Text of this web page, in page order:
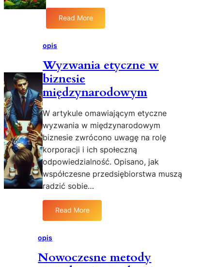
z
n
o
p
i
s
y
w
i
a
w
y
o
w
z
Read More
c
z
e
n
e
o
p
i
s
u
w
t
t
opis
Wyzwania etyczne w
biznesie
międzynarodowym
W artykule omawiającym etyczne
wyzwania w międzynarodowym
biznesie zwrócono uwagę na rolę
korporacji i ich społeczną
odpowiedzialność. Opisano, jak
współczesne przedsiębiorstwa muszą
radzić sobie…
Read More
w
opis
Nowoczesne metody